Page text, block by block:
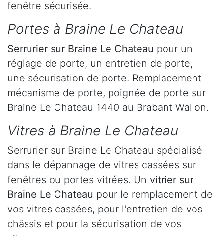
fenêtre sécurisée.
Portes à Braine Le Chateau
Serrurier sur Braine Le Chateau pour un
réglage de porte, un entretien de porte,
une sécurisation de porte. Remplacement
mécanisme de porte, poignée de porte sur
Braine Le Chateau 1440 au Brabant Wallon.
Vitres à Braine Le Chateau
Serrurier sur Braine Le Chateau spécialisé
dans le dépannage de vitres cassées sur
fenêtres ou portes vitrées. Un vitrier sur
Braine Le Chateau pour le remplacement de
vos vitres cassées, pour l'entretien de vos
châssis et pour la sécurisation de vos